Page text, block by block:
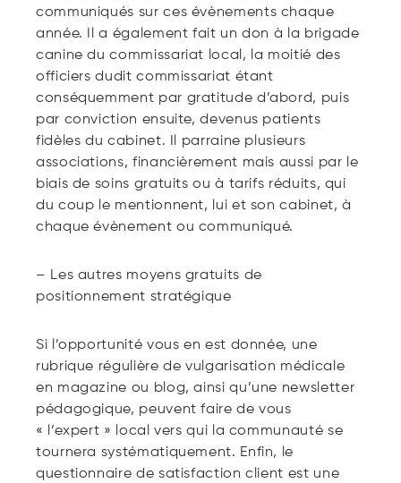
communiqués sur ces évènements chaque
année. Il a également fait un don à la brigade
canine du commissariat local, la moitié des
officiers dudit commissariat étant
conséquemment par gratitude d’abord, puis
par conviction ensuite, devenus patients
fidèles du cabinet. Il parraine plusieurs
associations, financièrement mais aussi par le
biais de soins gratuits ou à tarifs réduits, qui
du coup le mentionnent, lui et son cabinet, à
chaque évènement ou communiqué.
– Les autres moyens gratuits de
positionnement stratégique
Si l’opportunité vous en est donnée, une
rubrique régulière de vulgarisation médicale
en magazine ou blog, ainsi qu’une newsletter
pédagogique, peuvent faire de vous
« l’expert » local vers qui la communauté se
tournera systématiquement. Enfin, le
questionnaire de satisfaction client est une